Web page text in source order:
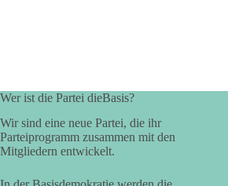
Wer ist die Partei dieBasis?
Wir sind eine neue Partei, die ihr
Parteiprogramm zusammen mit den
Mitgliedern entwickelt.